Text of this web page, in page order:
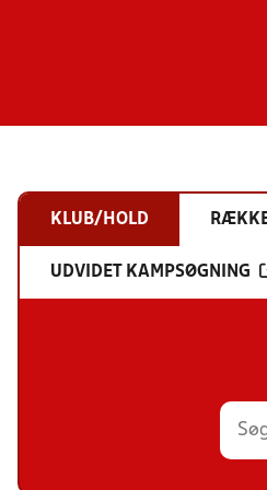
KLUB/HOLD
UDVIDET KAMPSØGNING